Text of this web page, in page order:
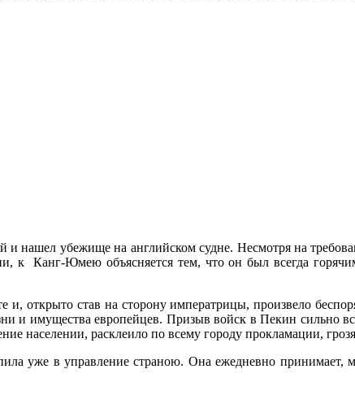
убежище на английском судне. Несмотря на
к Канг-Юмею объясняется тем, что он был всегда
и, открыто став на сторону императрицы, произвело
и имущества европейцев. Призыв войск в Пекин сильно
населении, расклеило по всему городу прокламации,
уже в управление страною. Она ежедневно